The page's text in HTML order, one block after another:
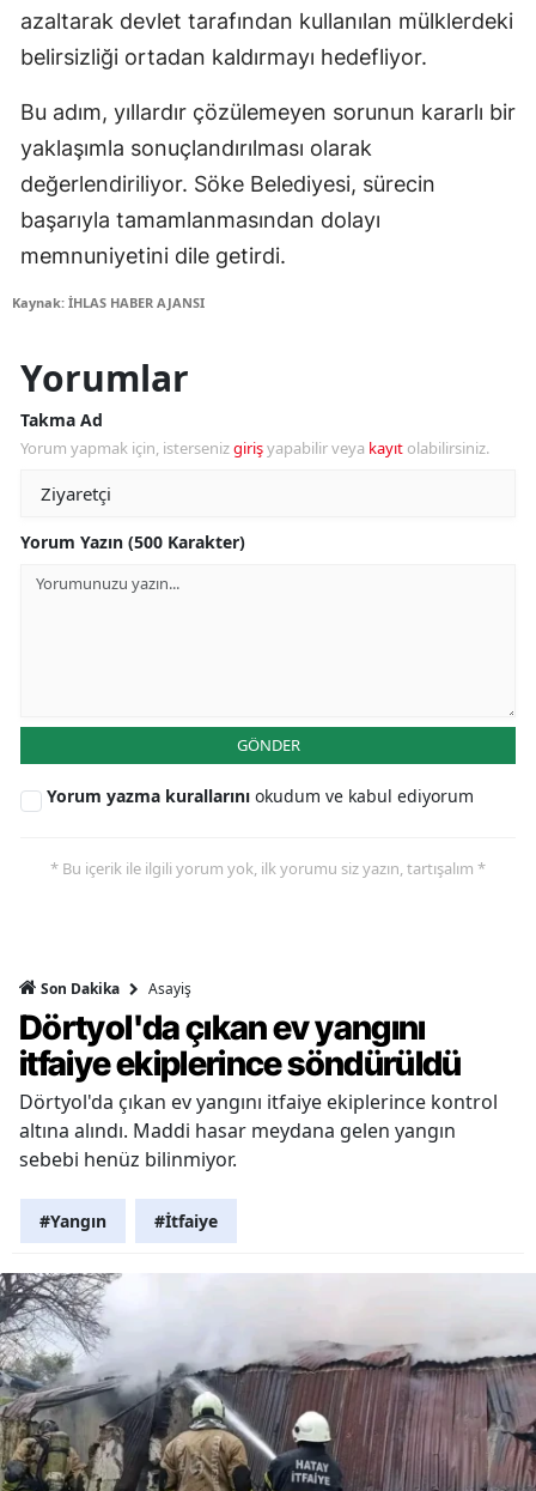
azaltarak devlet tarafından kullanılan mülklerdeki
belirsizliği ortadan kaldırmayı hedefliyor.
Bu adım, yıllardır çözülemeyen sorunun kararlı bir
yaklaşımla sonuçlandırılması olarak
değerlendiriliyor. Söke Belediyesi, sürecin
başarıyla tamamlanmasından dolayı
memnuniyetini dile getirdi.
Kaynak: İHLAS HABER AJANSI
Yorumlar
Takma Ad
Yorum yapmak için, istersenizgirişyapabilir veya kayıt olabilirsiniz.
Yorum Yazın (500 Karakter)
GÖNDER
Yorum yazma kurallarını okudum ve kabul ediyorum
* Bu içerik ile ilgili yorum yok, ilk yorumu siz yazın, tartışalım *
Son Dakika Asayiş
Dörtyol'da çıkan ev yangını
itfaiye ekiplerince söndürüldü
Dörtyol'da çıkan ev yangını itfaiye ekiplerince kontrol
altına alındı. Maddi hasar meydana gelen yangın
sebebi henüz bilinmiyor.
#Yangın #İtfaiye